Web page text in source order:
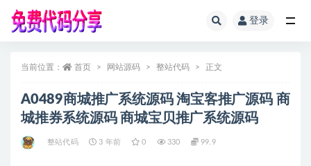
登录
当前位置： 首页 网站源码 整站代码 正文
A0489商城推广系统源码 淘宝客推广源码 商
城推券系统源码 商城宝贝推广系统源码
整站代码 3 年前 0 330 99.9